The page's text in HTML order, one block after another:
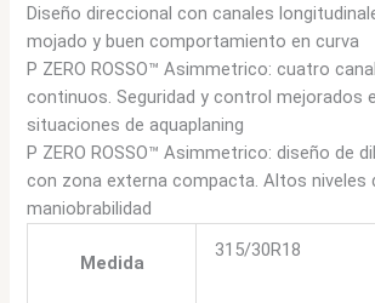
Diseño direccional con canales
mojado y buen comportamiento en curva
P ZERO ROSSO™ Asimmetrico: cuatro
continuos. Seguridad y control mejorados
situaciones de aquaplaning
P ZERO ROSSO™ Asimmetrico: diseño de
con zona externa compacta. Altos niveles
maniobrabilidad
Medida
315/30R18